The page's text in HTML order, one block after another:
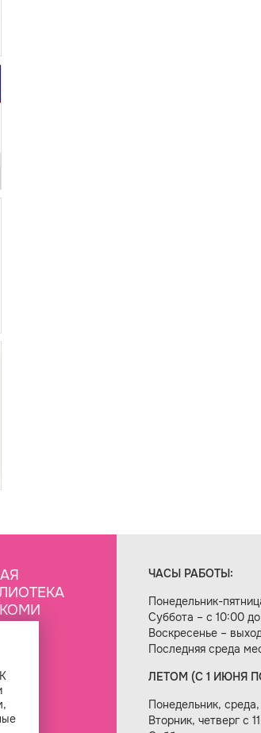
ЧАСЫ РАБОТЫ:
Понедельник-
Суббота – с 10:00
Воскресенье –
Последняя среда
ЛЕТОМ (С 1 ИЮНЯ
Понедельник,
Вторник, четверг с
Создание сайта — веб-студия